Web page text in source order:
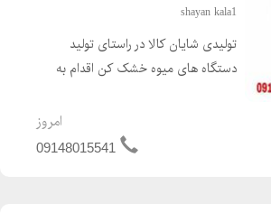
shayan kala1
تولیدی شایان کالا در راستای تولید
دستگاه های میوه خشک کن اقدام به
مشکل خشک کردن میوه را در خانه حل
می کند . دستگاه خشک کن میوه مناسب
امروز
09148015541